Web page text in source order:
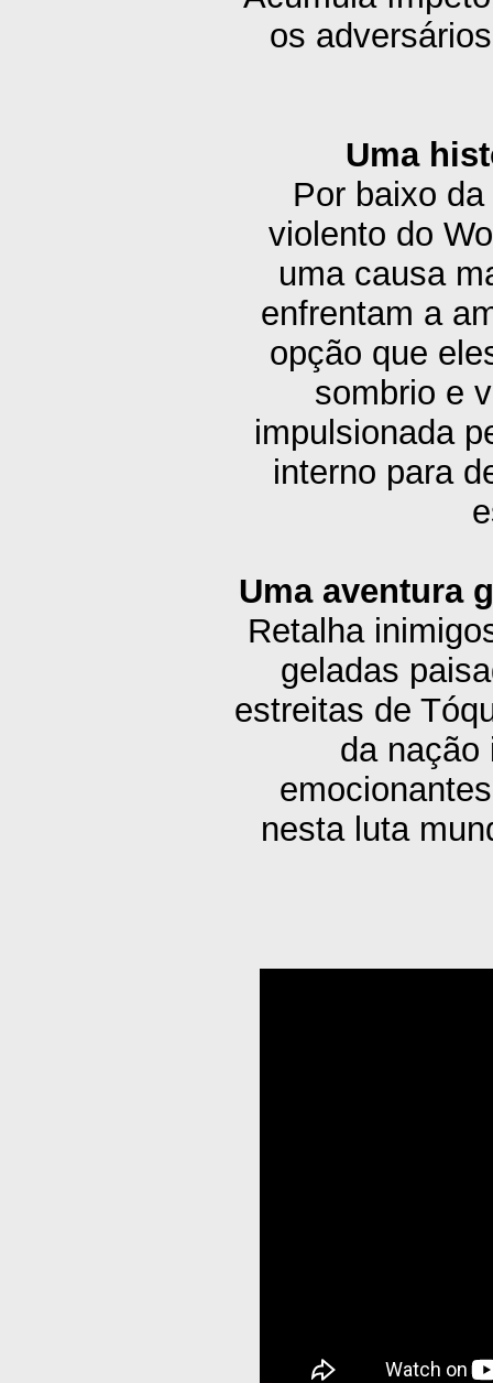
os
Uma
Por baixo
violento do
uma causa
enfrentam a
opção que
sombrio e
impulsionada
interno para
Uma aventura
Retalha
geladas
estreitas de
da nação
nesta luta